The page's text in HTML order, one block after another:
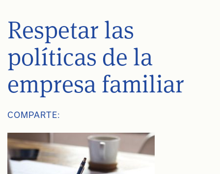
Respetar las
políticas de la
empresa familiar
COMPARTE: